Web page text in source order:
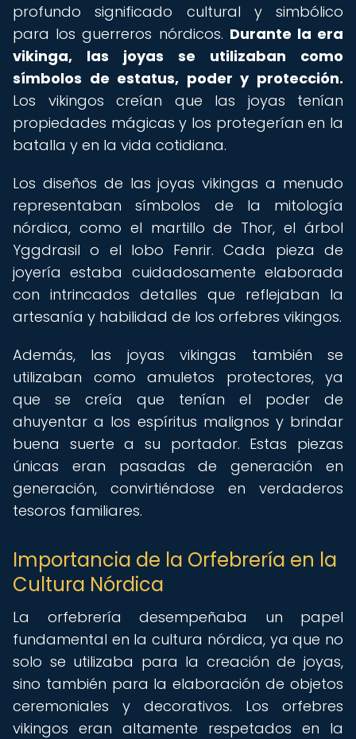
profundo significado cultural y simbólico
para los guerreros nórdicos. Durante la era
vikinga, las joyas se utilizaban como
símbolos de estatus, poder y protección.
Los vikingos creían que las joyas tenían
propiedades mágicas y los protegerían en la
batalla y en la vida cotidiana.
Los diseños de las joyas vikingas a menudo
representaban símbolos de la mitología
nórdica, como el martillo de Thor, el árbol
Yggdrasil o el lobo Fenrir. Cada pieza de
joyería estaba cuidadosamente elaborada
con intrincados detalles que reflejaban la
artesanía y habilidad de los orfebres vikingos.
Además, las joyas vikingas también se
utilizaban como amuletos protectores, ya
que se creía que tenían el poder de
ahuyentar a los espíritus malignos y brindar
buena suerte a su portador. Estas piezas
únicas eran pasadas de generación en
generación, convirtiéndose en verdaderos
tesoros familiares.
Importancia de la Orfebrería en la
Cultura Nórdica
La orfebrería desempeñaba un papel
fundamental en la cultura nórdica, ya que no
solo se utilizaba para la creación de joyas,
sino también para la elaboración de objetos
ceremoniales y decorativos. Los orfebres
vikingos eran altamente respetados en la